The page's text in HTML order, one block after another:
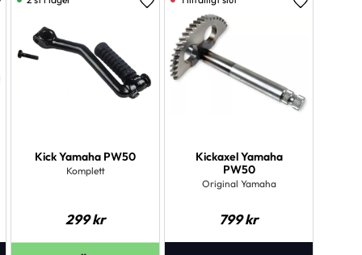
till i favoriter
Kick Yamaha PW50
Komplett
299kr
Lägg till i favoriter
Kickaxel Yamaha
PW50
Original Yamaha
799kr
Lägg till i